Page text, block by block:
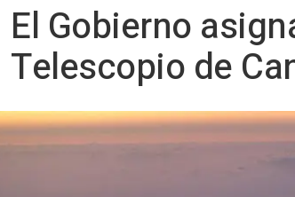
El Gobierno
Telescopio de